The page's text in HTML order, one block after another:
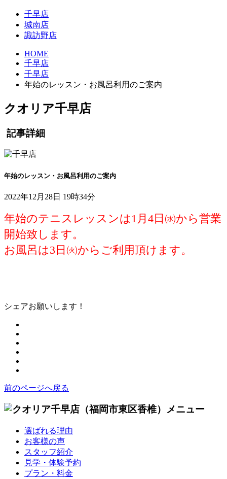
千早店
城南店
諏訪野店
HOME
千早店
千早店
年始のレッスン・お風呂利用のご案内
クオリア千早店
記事詳細
年始のレッスン・お風呂利用のご案内
2022年12月28日 19時34分
年始のテニスレッスンは1月4日㈬から営業
開始致します。
お風呂は3日㈫からご利用頂けます。
シェアお願いします！
前のページへ戻る
選ばれる理由
お客様の声
スタッフ紹介
見学・体験予約
プラン・料金